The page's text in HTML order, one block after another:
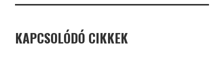
KAPCSOLÓDÓ CIKKEK